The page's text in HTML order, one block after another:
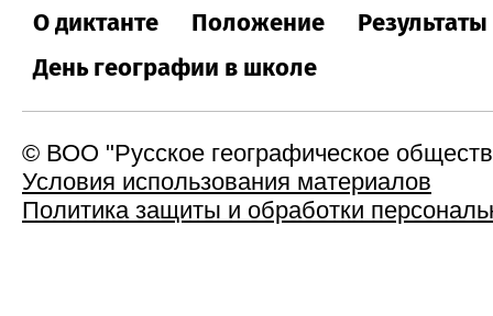
О диктанте Положение
Результаты
День географии в школе
© ВОО "Русское географическое
Условия использования материалов
Политика защиты и обработки